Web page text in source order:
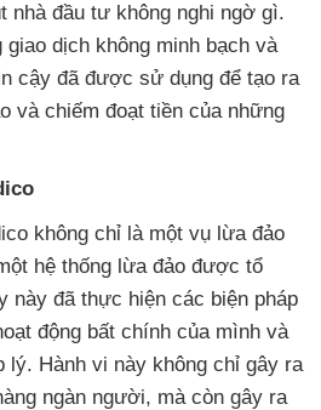
nhà đầu tư không nghi ngờ gì.
giao dịch không minh bạch và
cậy đã được sử dụng để tạo ra
và chiếm đoạt tiền của những
không chỉ là một vụ lừa đảo
hệ thống lừa đảo được tổ
này đã thực hiện các biện pháp
động bất chính của mình và
lý. Hành vi này không chỉ gây ra
ngàn người, mà còn gây ra